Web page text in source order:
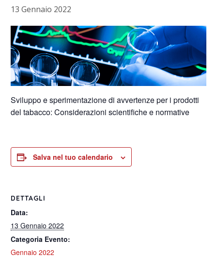
13 Gennaio 2022
Sviluppo e sperimentazione di avvertenze per i prodotti
del tabacco: Considerazioni scientifiche e normative
Salva nel tuo calendario
DETTAGLI
Data:
13 Gennaio 2022
Categoria Evento:
Gennaio 2022